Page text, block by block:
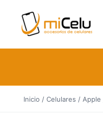
Inicio / Celulares / Apple